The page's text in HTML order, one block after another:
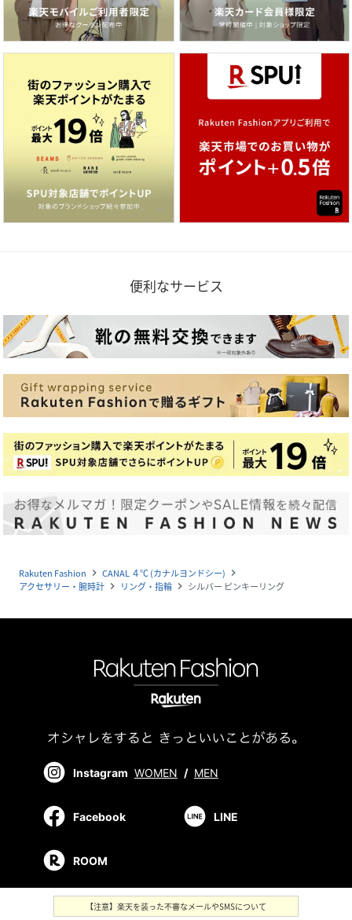
便利なサービス
Rakuten Fashion navigate_next CANAL ４℃ (カナルヨンドシー) navigate_next
アクセサリー・腕時計 navigate_next リング・指輪 navigate_next シルバー ピンキーリング
Instagram WOMEN / MEN
Facebook LINE
ROOM
【注意】楽天を装った不審なメールやSMSについて